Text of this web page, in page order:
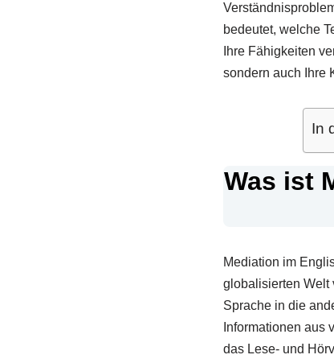
bedeutet, welche
Ihre Fähigkeiten
sondern auch Ihre
In
Was ist
Mediation im
globalisierten Welt
Sprache in die
Informationen aus
das Lese- und